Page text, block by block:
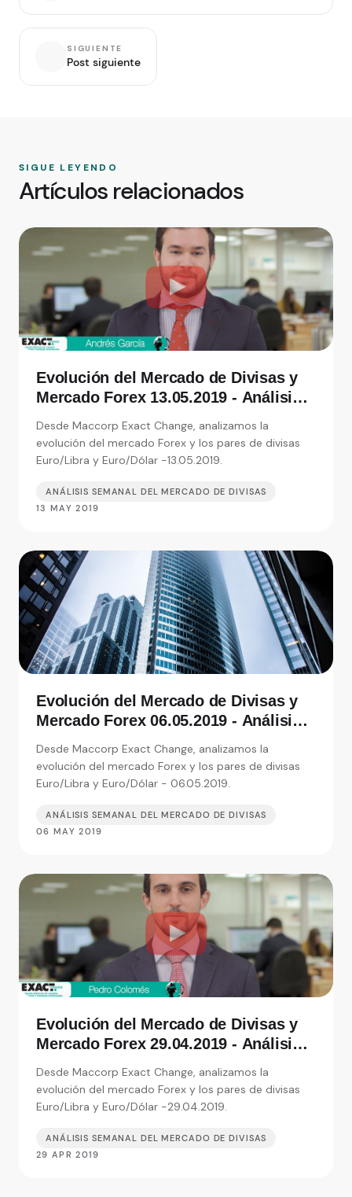
SIGUIENTE
Post siguiente
SIGUE LEYENDO
Artículos relacionados
Evolución del Mercado de Divisas y
Mercado Forex 13.05.2019 - Análisis
de moneda
Desde Maccorp Exact Change, analizamos la
evolución del mercado Forex y los pares de divisas
Euro/Libra y Euro/Dólar -13.05.2019.
ANÁLISIS SEMANAL DEL MERCADO DE DIVISAS
13 MAY 2019
Evolución del Mercado de Divisas y
Mercado Forex 06.05.2019 - Análisis
de moneda
Desde Maccorp Exact Change, analizamos la
evolución del mercado Forex y los pares de divisas
Euro/Libra y Euro/Dólar - 06.05.2019.
ANÁLISIS SEMANAL DEL MERCADO DE DIVISAS
06 MAY 2019
Evolución del Mercado de Divisas y
Mercado Forex 29.04.2019 - Análisis
de moneda
Desde Maccorp Exact Change, analizamos la
evolución del mercado Forex y los pares de divisas
Euro/Libra y Euro/Dólar -29.04.2019.
ANÁLISIS SEMANAL DEL MERCADO DE DIVISAS
29 APR 2019